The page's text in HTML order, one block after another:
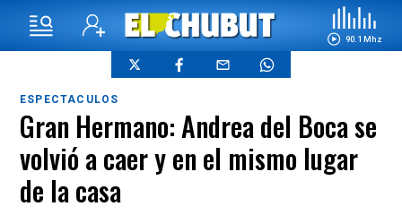
90.1 Mhz
ESPECTACULOS
Gran Hermano: Andrea del Boca se
volvió a caer y en el mismo lugar
de la casa